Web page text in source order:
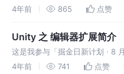
详情 前言 @[TOC](Unity 之
4年前 865 点赞
Unity 之 编辑器扩展简介
这是我参与「掘金日新计划 · 8
详情 Unity编辑器扩展简介
4年前 741 点赞